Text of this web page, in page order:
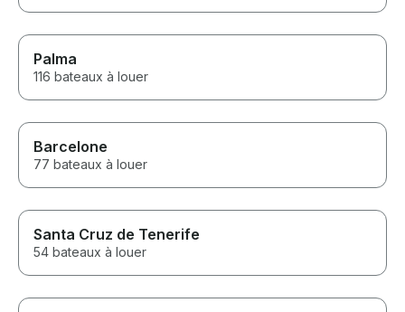
Palma
116 bateaux à louer
Barcelone
77 bateaux à louer
Santa Cruz de Tenerife
54 bateaux à louer